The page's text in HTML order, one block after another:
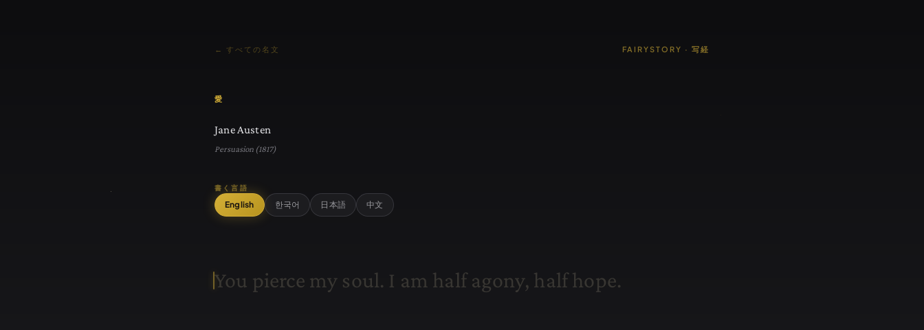
← すべての名文 FAIRYSTORY · 写経
愛
Jane Austen
Persuasion (1817)
書く言語
English 한국어 日本語 中文
You pierce my soul. I am half agony, halfhope.